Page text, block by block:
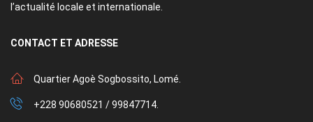
l’actualité locale et internationale.
CONTACT ET ADRESSE
Quartier Agoè Sogbossito, Lomé.
+228 90680521 / 99847714.